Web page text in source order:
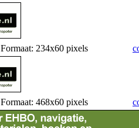
Formaat: 234x60 pixels
Formaat: 468x60 pixels